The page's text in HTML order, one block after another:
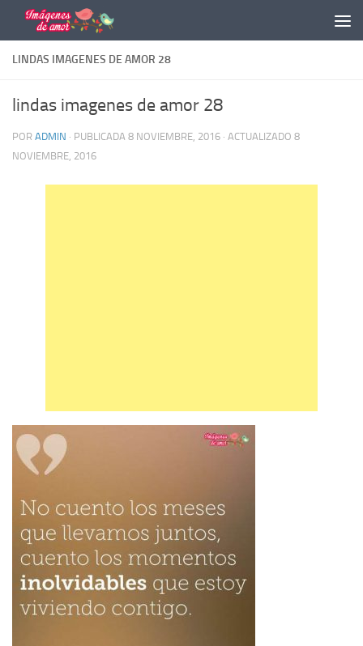
Saltar al contenido
LINDAS IMAGENES DE AMOR 28
lindas imagenes de amor 28
POR ADMIN · PUBLICADA 8 NOVIEMBRE, 2016 · ACTUALIZADO 8
NOVIEMBRE, 2016